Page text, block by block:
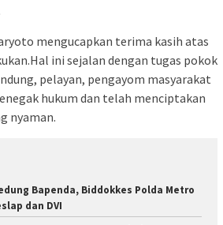
mengucapkan terima kasih atas
ini sejalan dengan tugas pokok
pelayan, pengayom masyarakat
hukum dan telah menciptakan
nyaman.
Bapenda, Biddokkes Polda Metro
dan DVI